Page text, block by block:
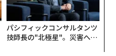
パシフィックコンサルタンツ
技師長の"北極星"。災害への